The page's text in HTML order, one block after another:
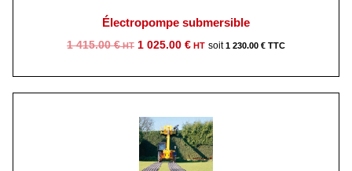
Électropompe submersible
1 415.00€
Le
1
415.00 €.
1 025.00 €
Le
1
025.00 €.
1 230.00 €